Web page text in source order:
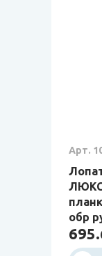
Арт.
обр